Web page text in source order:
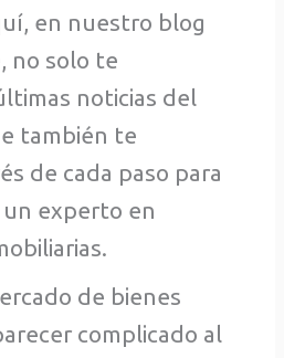
en nuestro blog
no solo te
noticias del
también te
de cada paso para
experto en
de bienes
complicado al